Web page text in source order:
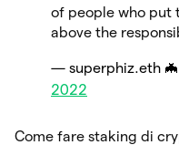
of people who put
above the
— superphiz.eth
2022
Come fare staking di